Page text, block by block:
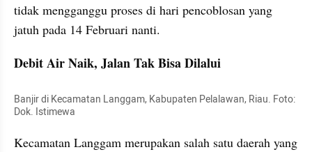
tidak mengganggu proses di hari pencoblosan yang
jatuh pada 14 Februari nanti.
Debit Air Naik, Jalan Tak Bisa Dilalui
Banjir di Kecamatan Langgam, Kabupaten Pelalawan, Riau. Foto:
Dok. Istimewa
Kecamatan Langgam merupakan salah satu daerah yang